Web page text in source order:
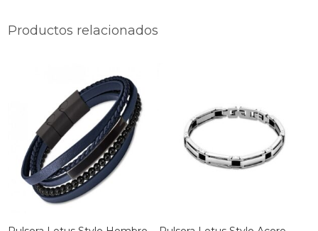
Productos relacionados